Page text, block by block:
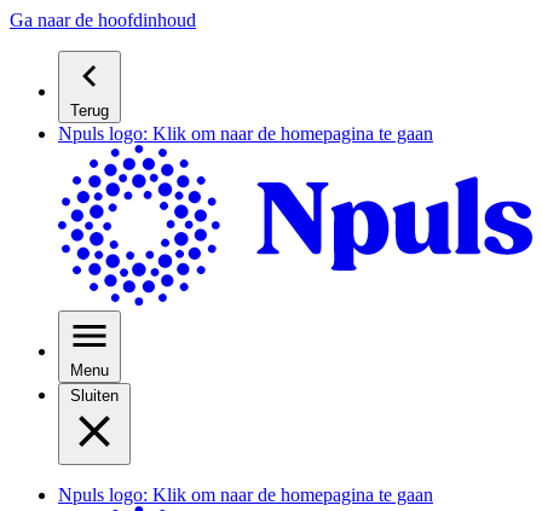
Ga naar de hoofdinhoud
Terug
Npuls logo: Klik om naar de homepagina te gaan
Menu
Sluiten
Npuls logo: Klik om naar de homepagina te gaan